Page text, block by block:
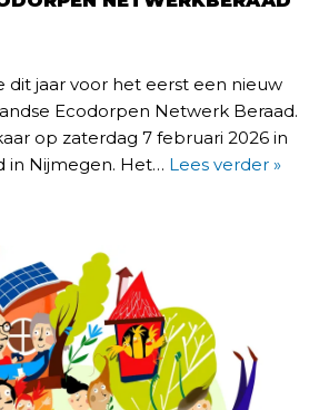
dit jaar voor het eerst een nieuw
Ecodorpen Netwerk Beraad.
op zaterdag 7 februari 2026 in
in Nijmegen. Het… Lees verder »